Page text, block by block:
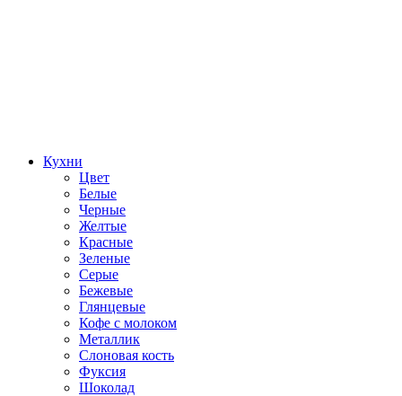
Кухни
Цвет
Белые
Черные
Желтые
Красные
Зеленые
Серые
Бежевые
Глянцевые
Кофе с молоком
Металлик
Слоновая кость
Фуксия
Шоколад